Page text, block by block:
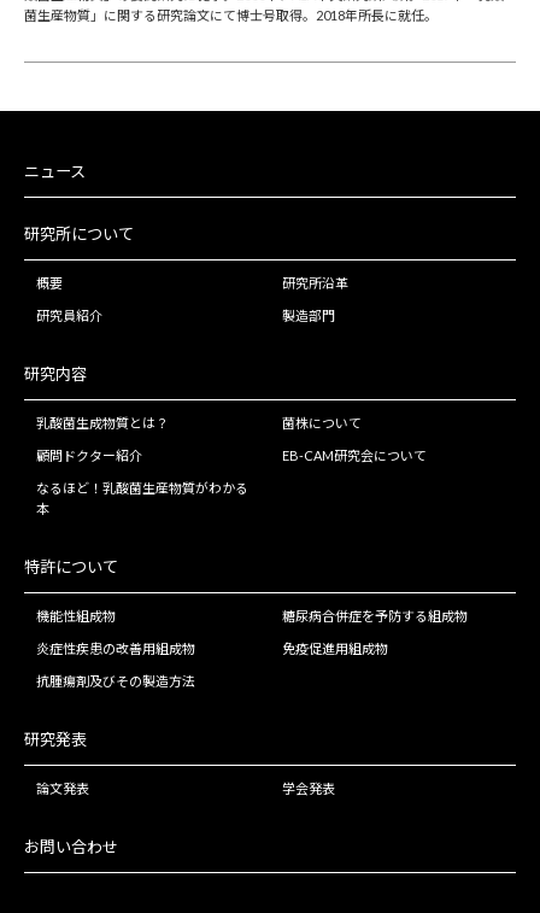
菌生産物質」に関する研究論文にて博士号取得。2018年所長に就任。
ニュース
研究所について
概要 研究所沿革
研究員紹介 製造部門
研究内容
乳酸菌生成物質とは？ 菌株について
顧問ドクター紹介 EB-CAM研究会について
なるほど！乳酸菌生産物質がわかる
本
特許について
機能性組成物 糖尿病合併症を予防する組成物
炎症性疾患の改善用組成物 免疫促進用組成物
抗腫瘍剤及びその製造方法
研究発表
論文発表 学会発表
お問い合わせ